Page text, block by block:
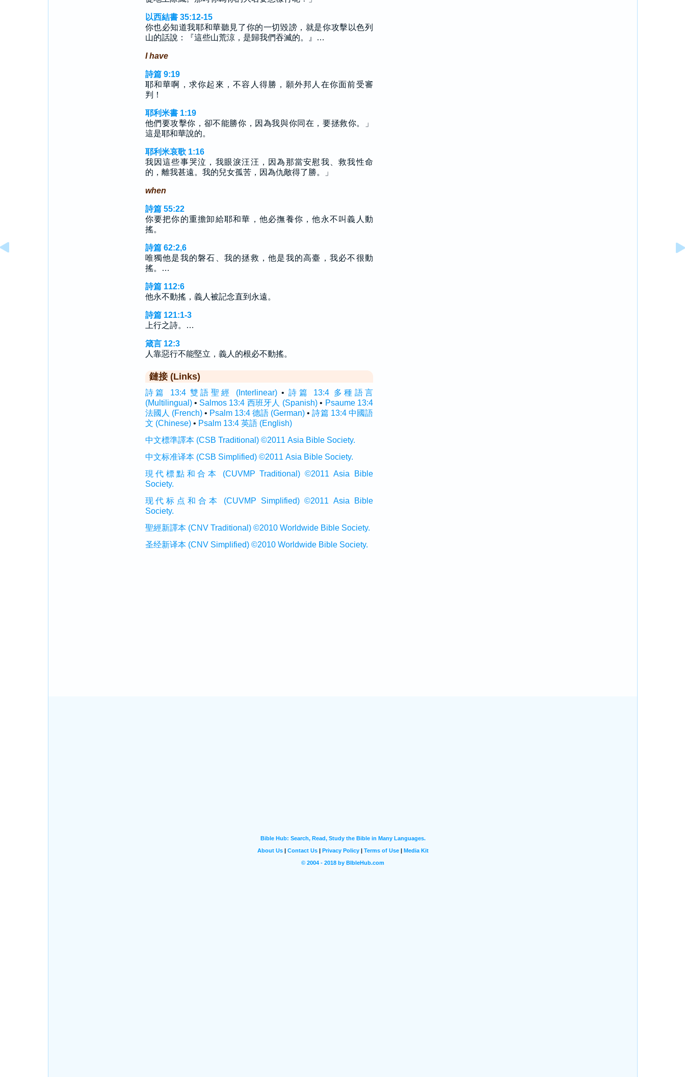
以西結書 35:12-15
你也必知道我耶和華聽見了你的一切毀謗，就是你攻擊以色列
山的話說：『這些山荒涼，是歸我們吞滅的。』…
I have
詩篇 9:19
耶和華啊，求你起來，不容人得勝，願外邦人在你面前受審
判！
耶利米書 1:19
他們要攻擊你，卻不能勝你，因為我與你同在，要拯救你。」
這是耶和華說的。
耶利米哀歌 1:16
我因這些事哭泣，我眼淚汪汪，因為那當安慰我、救我性命
的，離我甚遠。我的兒女孤苦，因為仇敵得了勝。」
when
詩篇 55:22
你要把你的重擔卸給耶和華，他必撫養你，他永不叫義人動
搖。
詩篇 62:2,6
唯獨他是我的磐石、我的拯救，他是我的高臺，我必不很動
搖。…
詩篇 112:6
他永不動搖，義人被記念直到永遠。
詩篇 121:1-3
上行之詩。…
箴言 12:3
人靠惡行不能堅立，義人的根必不動搖。
鏈接 (Links)
詩篇 13:4 雙語聖經 (Interlinear)•詩篇 13:4 多種語言
(Multilingual)• Salmos 13:4 西班牙人 (Spanish) • Psaume 13:4
法國人 (French)• Psalm 13:4 德語 (German) •詩篇 13:4 中國語
文 (Chinese)• Psalm 13:4 英語 (English)
中文標準譯本 (CSB Traditional) ©2011 Asia Bible Society.
中文标准译本 (CSB Simplified) ©2011 Asia Bible Society.
現代標點和合本 (CUVMP Traditional) ©2011 Asia Bible
Society.
现代标点和合本 (CUVMP Simplified) ©2011 Asia Bible
Society.
聖經新譯本 (CNV Traditional) ©2010 Worldwide Bible Society.
圣经新译本 (CNV Simplified) ©2010 Worldwide Bible Society.